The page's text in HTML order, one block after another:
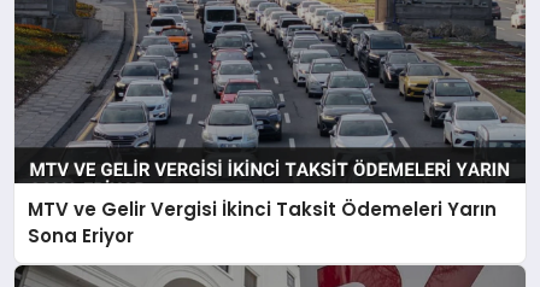
MTV ve Gelir Vergisi İkinci Taksit Ödemeleri Yarın
Sona Eriyor